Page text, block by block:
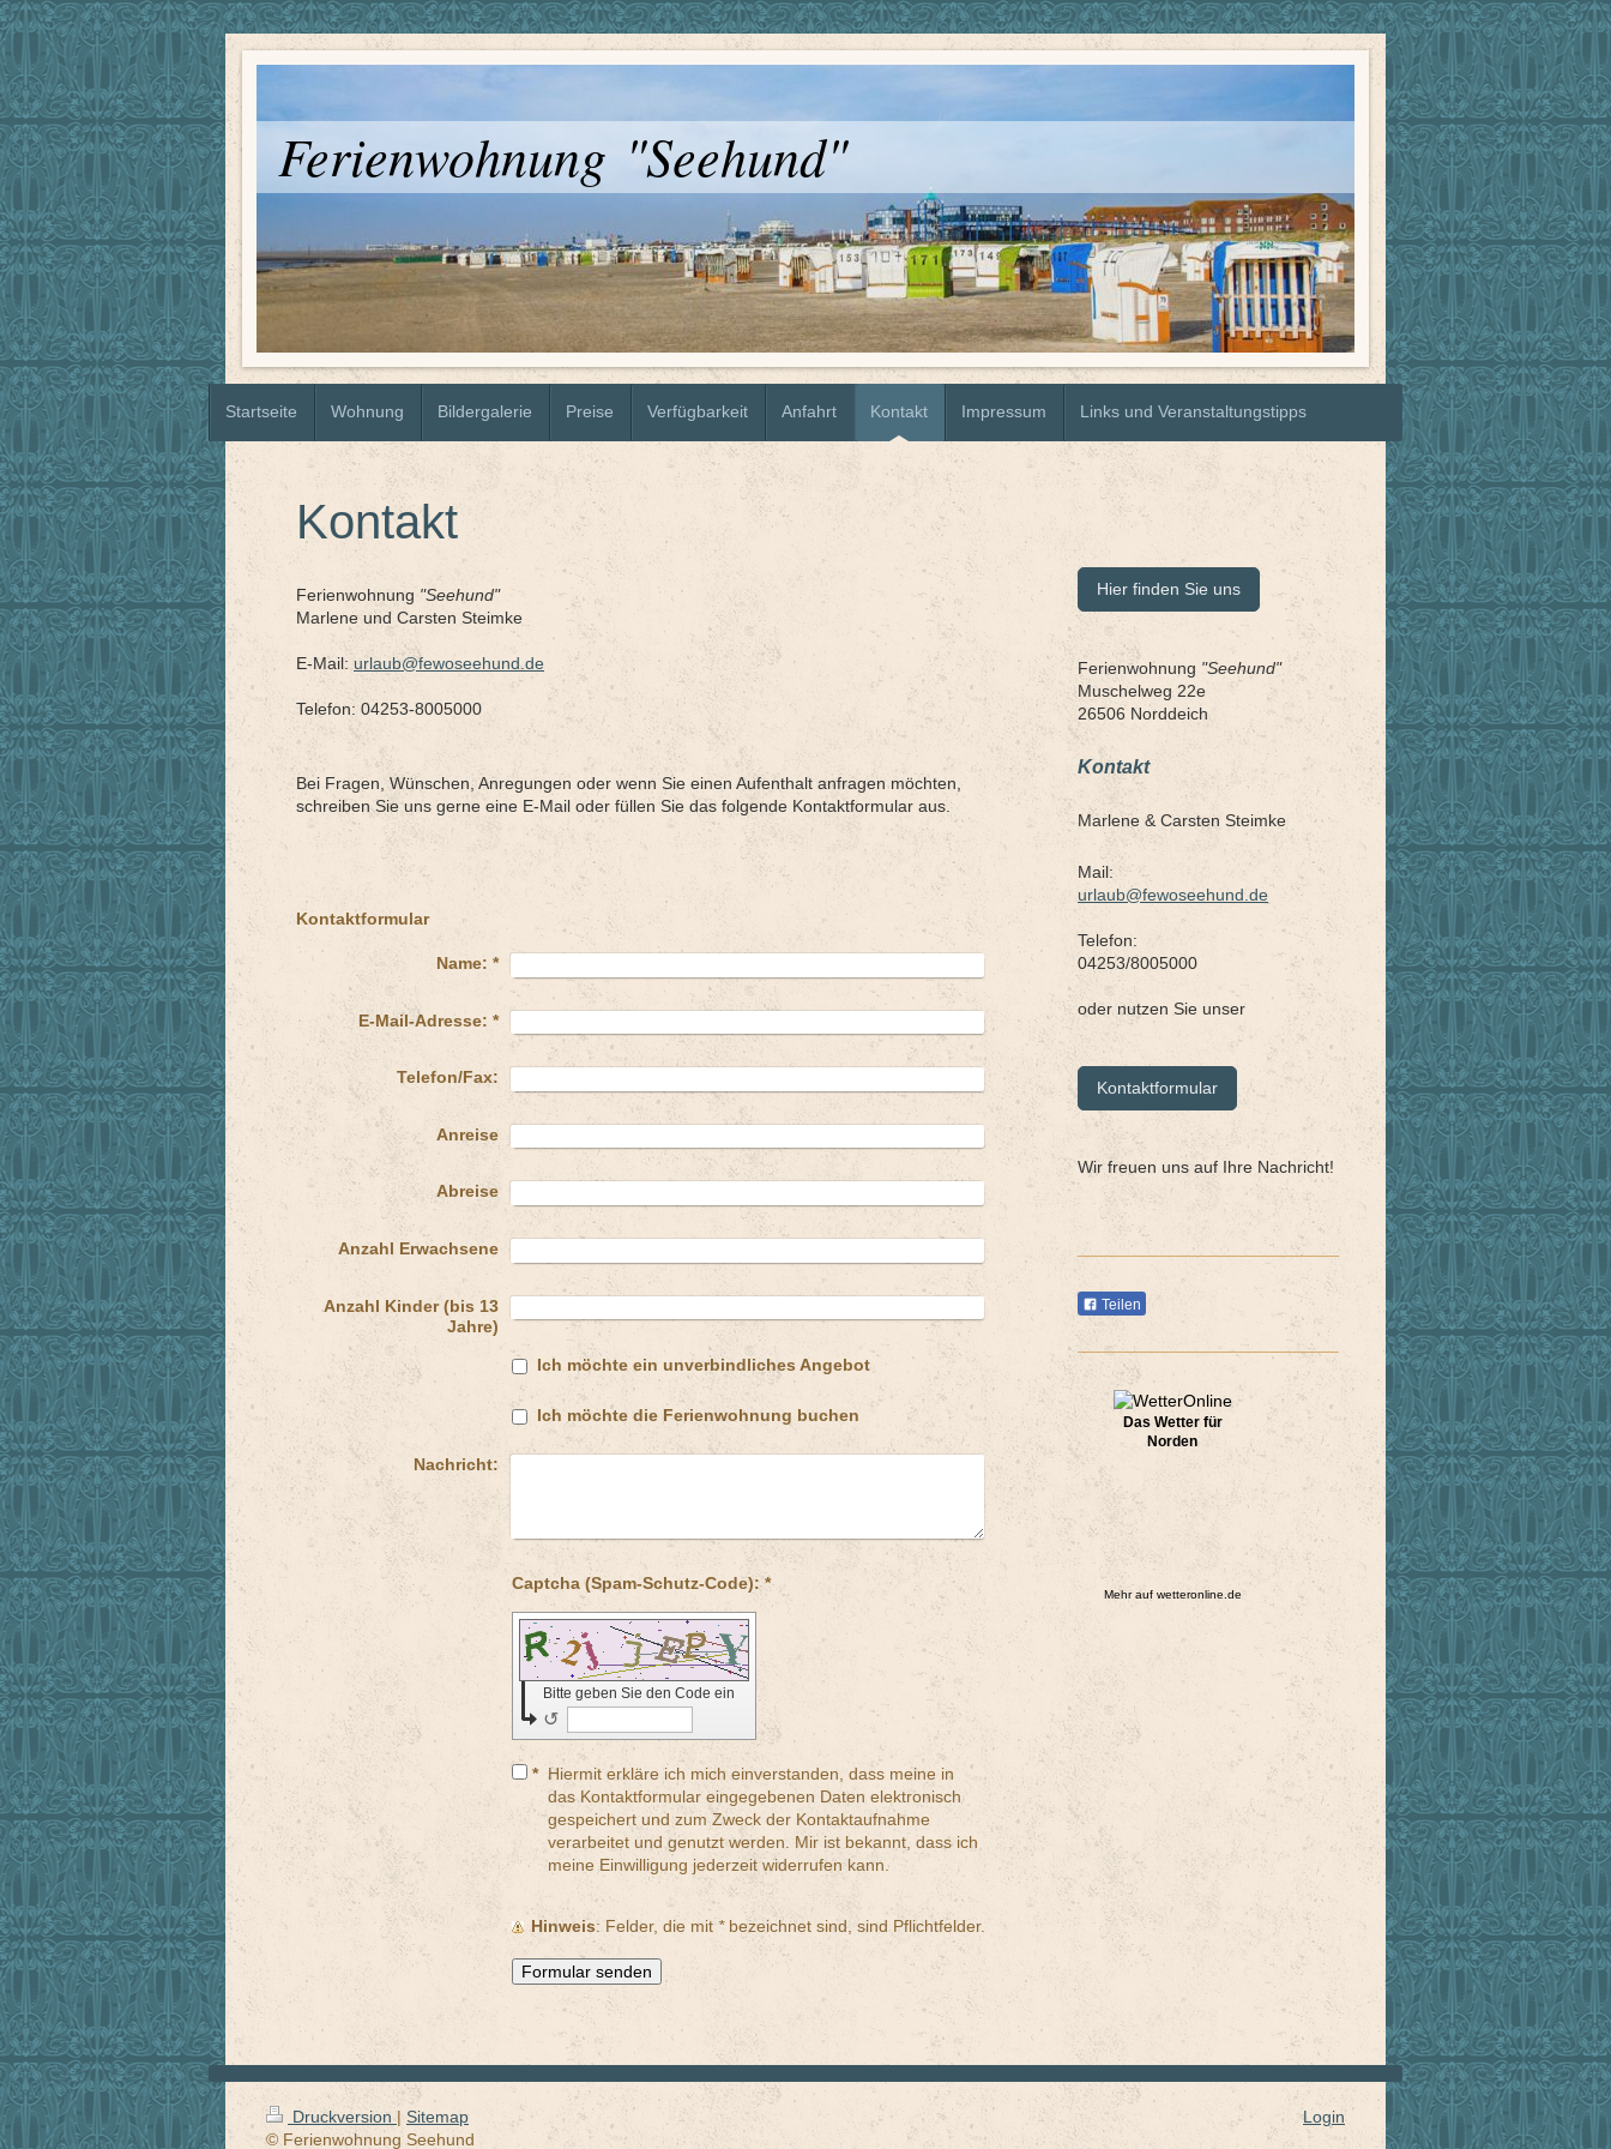
Ferienwohnung "Seehund"
Startseite Wohnung Bildergalerie Preise Verfügbarkeit Anfahrt Kontakt Impressum Links und Veranstaltungstipps
Kontakt
Ferienwohnung "Seehund"
Marlene und Carsten Steimke
E-Mail: urlaub@fewoseehund.de
Telefon: 04253-8005000
Bei Fragen, Wünschen, Anregungen oder wenn Sie einen Aufenthalt anfragen möchten,
schreiben Sie uns gerne eine E-Mail oder füllen Sie das folgende Kontaktformular aus.
Kontaktformular
Name: *
E-Mail-Adresse: *
Telefon/Fax:
Anreise
Abreise
Anzahl Erwachsene
Anzahl Kinder (bis 13
Jahre)
Ich möchte ein unverbindliches Angebot
Ich möchte die Ferienwohnung buchen
Nachricht:
Captcha (Spam-Schutz-Code): *
Bitte geben Sie den Code ein
↺
* Hiermit erkläre ich mich einverstanden, dass meine in
das Kontaktformular eingegebenen Daten elektronisch
gespeichert und zum Zweck der Kontaktaufnahme
verarbeitet und genutzt werden. Mir ist bekannt, dass ich
meine Einwilligung jederzeit widerrufen kann.
Hinweis : Felder, die mit*bezeichnet sind, sind Pflichtfelder.
Hier finden Sie uns
Ferienwohnung "Seehund"
Muschelweg 22e
26506 Norddeich
Kontakt
Marlene & Carsten Steimke
Mail:
urlaub@fewoseehund.de
Telefon:
04253/8005000
oder nutzen Sie unser
Kontaktformular
Wir freuen uns auf Ihre Nachricht!
Teilen
Das Wetter für
Norden
Mehr auf wetteronline.de
Druckversion | Sitemap
© Ferienwohnung Seehund
Login